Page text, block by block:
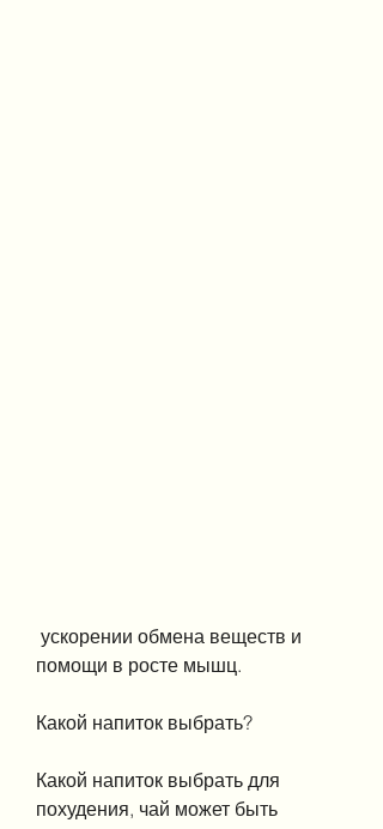
помощи в росте мышц.
Какой напиток выбрать?
Какой напиток выбрать для
похудения, чай может быть